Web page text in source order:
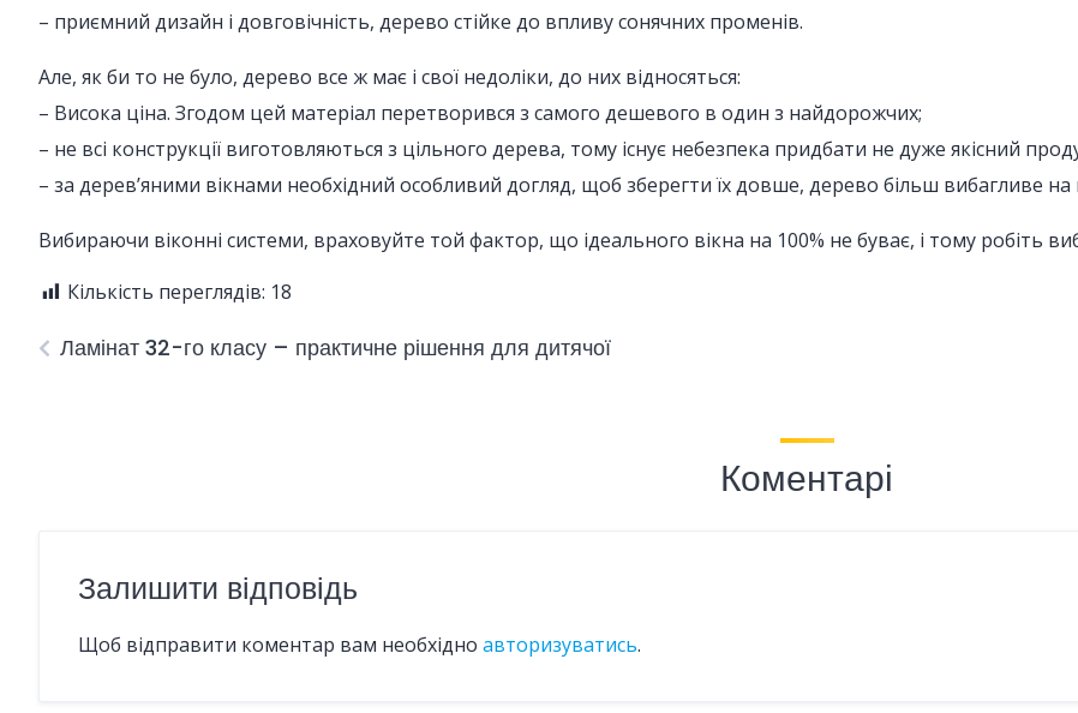
– приємний дизайн і довговічність, дерево стійке до впливу сонячних променів.
Але, як би то не було, дерево все ж має і свої недоліки, до них відносяться:
– Висока ціна. Згодом цей матеріал перетворився з самого дешевого в один з найдорожчих;
– не всі конструкції виготовляються з цільного дерева, тому існує небезпека придбати не дуже якісний
– за дерев’яними вікнами необхідний особливий догляд, щоб зберегти їх довше, дерево більш вибагливе на
Вибираючи віконні системи, враховуйте той фактор, що ідеального вікна на 100% не буває, і тому робіть
Кількість переглядів: 18
Ламінат 32-го класу – практичне рішення для дитячої
Коментарі
Залишити відповідь
Щоб відправити коментар вам необхідно авторизуватись.